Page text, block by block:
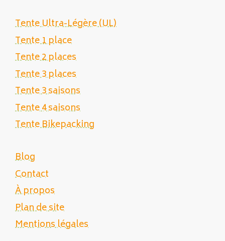
Tente Ultra-Légère (UL)
Tente 1 place
Tente 2 places
Tente 3 places
Tente 3 saisons
Tente 4 saisons
Tente Bikepacking
Blog
Contact
À propos
Plan de site
Mentions légales